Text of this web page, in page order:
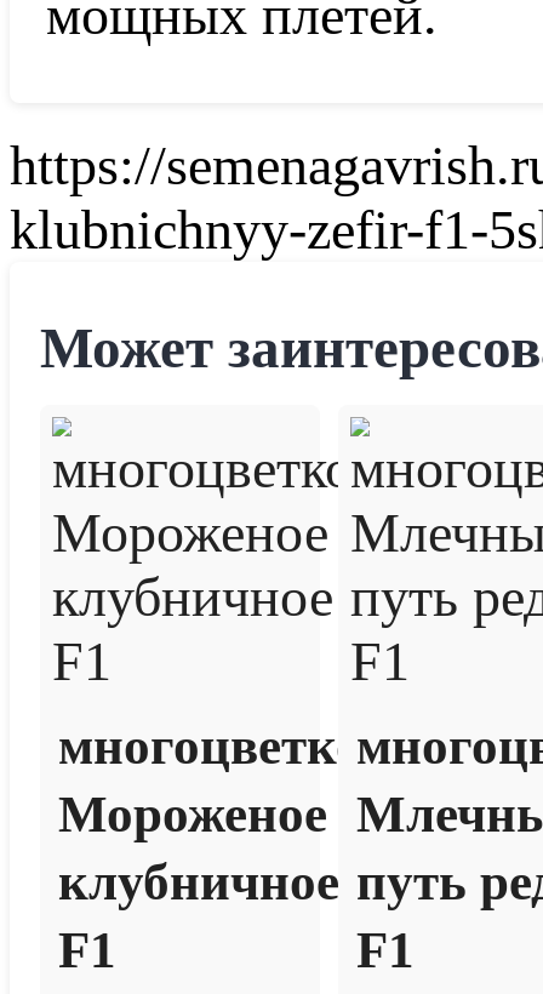
мощных плетей.
https://
klubnichnyy-zefir-f1-
Может
многоцветковая
Мороженое
клубничное
F1
путь
F1